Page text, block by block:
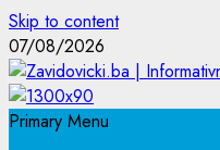
Skip to content
07/08/2026
Primary Menu